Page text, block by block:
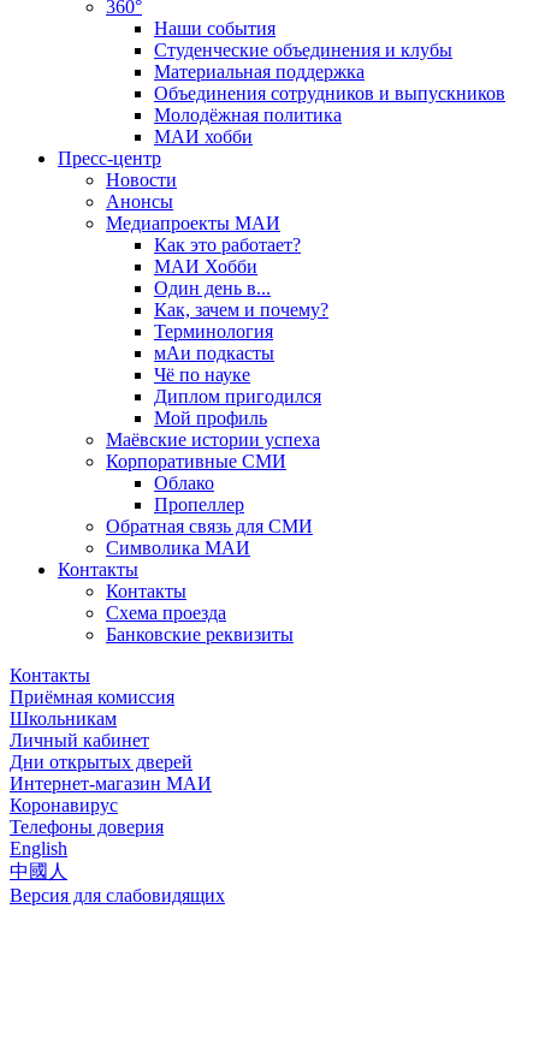
360°
Наши события
Студенческие объединения и клубы
Материальная поддержка
Объединения сотрудников и выпускников
Молодёжная политика
МАИ хобби
Пресс-центр
Новости
Анонсы
Медиапроекты МАИ
Как это работает?
МАИ Хобби
Один день в...
Как, зачем и почему?
Терминология
мАи подкасты
Чё по науке
Диплом пригодился
Мой профиль
Маёвские истории успеха
Корпоративные СМИ
Облако
Пропеллер
Обратная связь для СМИ
Символика МАИ
Контакты
Контакты
Схема проезда
Банковские реквизиты
Контакты
Приёмная комиссия
Школьникам
Личный кабинет
Дни открытых дверей
Интернет-магазин МАИ
Коронавирус
Телефоны доверия
English
中國人
Версия для слабовидящих